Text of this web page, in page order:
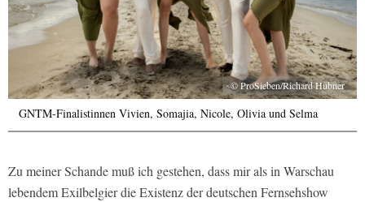
© ProSieben/Richard Hübner
GNTM-Finalistinnen Vivien, Somajia, Nicole, Olivia und Selma
Zu meiner Schande muß ich gestehen, dass mir als in Warschau
lebendem Exilbelgier die Existenz der deutschen Fernsehshow